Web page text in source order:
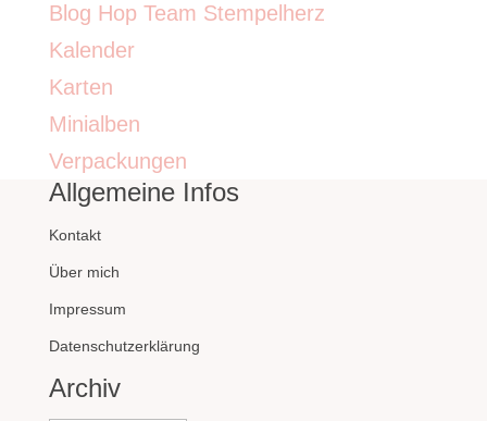
Blog Hop Team Stempelherz
Kalender
Karten
Minialben
Verpackungen
Allgemeine Infos
Kontakt
Über mich
Impressum
Datenschutzerklärung
Archiv